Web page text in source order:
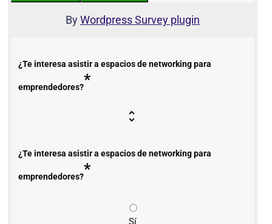
ByWordpress Survey plugin
¿Te interesa asistir a espacios de networking para
emprendedores?*
¿Te interesa asistir a espacios de networking para
emprendedores?*
Sí